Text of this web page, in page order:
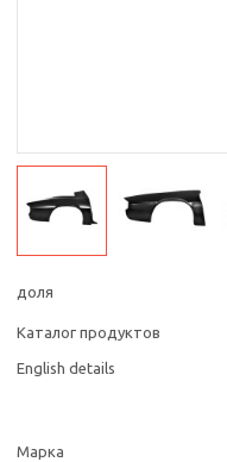
доля
Каталог продуктов
English details
Марка